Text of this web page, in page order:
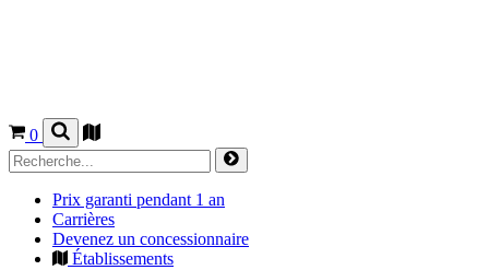
0
Prix garanti pendant 1 an
Carrières
Devenez un concessionnaire
Établissements